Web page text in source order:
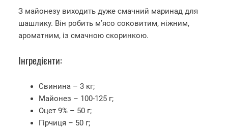
З майонезу виходить дуже смачний маринад для
шашлику. Він робить м’ясо соковитим, ніжним,
ароматним, із смачною скоринкою.
Інгредієнти:
Свинина – 3 кг;
Майонез – 100-125 г;
Оцет 9% – 50 г;
Гірчиця – 50 г;